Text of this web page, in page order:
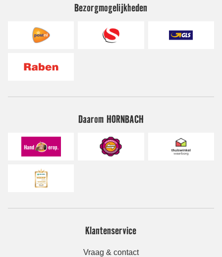
Bezorgmogelijkheden
Daarom HORNBACH
Klantenservice
Vraag & contact